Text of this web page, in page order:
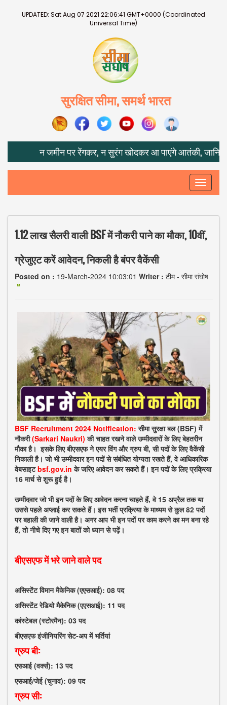
UPDATED: Sat Aug 07 2021 22:06:41 GMT+0000 (Coordinated
Universal Time)
सुरक्षित सीमा, समर्थ भारत
न जमीन पर रेंगकर, न सुरंग खोदकर आ पाएंगे आतंकी,
Toggle
1.12 लाख सैलरी वाली BSF में नौकरी पाने का मौका, 10वीं,
ग्रेजुएट करें आवेदन, निकली है बंपर वैकेंसी
Posted on : 19-March-2024 10:03:01 Writer : टीम - सीमा संघोष
BSF Recruitment 2024 Notification: सीमा सुरक्षा बल (BSF) में
नौकरी(Sarkari Naukri)की चाहत रखने वाले उम्मीदवारों के लिए बेहतरीन
मौका है। इसके लिए बीएसएफ ने एयर विंग और ग्रुप बी, सी पदों के लिए वैकेंसी
निकाली है। जो भी उम्मीदवार इन पदों से संबंधित योग्यता रखते हैं, वे आधिकारिक
वेबसाइटbsf.gov.in के जरिए आवेदन कर सकते हैं। इन पदों के लिए प्रक्रिया
16 मार्च से शुरू हुई है।
उम्मीदवार जो भी इन पदों के लिए आवेदन करना चाहते हैं, वे 15 अप्रैल तक या
उससे पहले अप्लाई कर सकते हैं। इस भर्ती प्रक्रिया के माध्यम से कुल 82 पदों
पर बहाली की जाने वाली है। अगर आप भी इन पदों पर काम करने का मन बना रहे
हैं, तो नीचे दिए गए इन बातों को ध्यान से पढ़ें।
बीएसएफ में भरे जाने वाले पद
असिस्टेंट विमान मैकेनिक (एएसआई): 08 पद
असिस्टेंट रेडियो मैकेनिक (एएसआई): 11 पद
कांस्टेबल (स्टोरमैन): 03 पद
बीएसएफ इंजीनियरिंग सेट-अप में भर्तियां
ग्रुप बी:
एसआई (वर्क्स): 13 पद
एसआई/जेई (चुनाव): 09 पद
ग्रुप सी: